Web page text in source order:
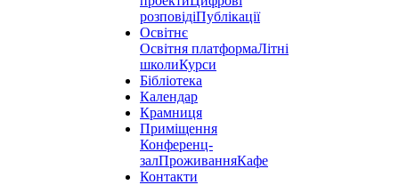
розповідіПублікації
Освітнє
Освітня платформаЛітні
школиКурси
Бібліотека
Календар
Крамниця
Приміщення
Конференц-
залПроживанняКафе
Контакти